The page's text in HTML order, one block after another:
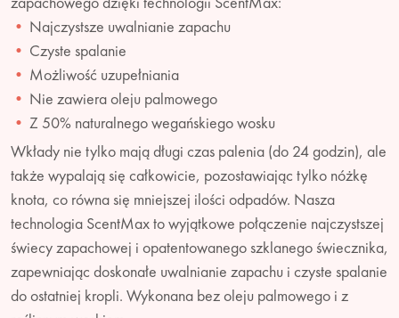
Najczystsze uwalnianie zapachu
Czyste spalanie
Możliwość uzupełniania
Nie zawiera oleju palmowego
Z 50% naturalnego wegańskiego wosku
Wkłady nie tylko mają długi czas palenia (do 24 godzin), ale
także wypalają się całkowicie, pozostawiając tylko nóżkę
knota, co równa się mniejszej ilości odpadów. Nasza
technologia ScentMax to wyjątkowe połączenie najczystszej
świecy zapachowej i opatentowanego szklanego świecznika,
zapewniając doskonałe uwalnianie zapachu i czyste spalanie
do ostatniej kropli. Wykonana bez oleju palmowego i z